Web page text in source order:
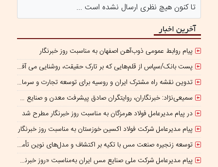
تا کنون هیچ نظری ارسال نشده است ...
آخرین اخبار
پیام روابط عمومی ذوب‌آهن اصفهان به مناسبت روز خبرنگار
پست بانک/سپاس از قلم‌هایی که بر تارک حقیقت، روشنایی می‌ آفرینند
تدوین نقشه راه مشترک ایران و روسیه برای توسعه تجارت و سرمایه‌گذاری صنعتی
سمیعی‌نژاد: خبرنگاران، روایتگران صادق پیشرفت معدن و صنایع معدنی هستند
در پیام مدیرعامل فولاد هرمزگان به مناسبت روز خبرنگار مطرح شد
پیام مدیرعامل شرکت فولاد اکسین خوزستان به مناسبت روز خبرنگار
توسعه زنجیره صنعت مس با تکیه بر اکتشاف و مدل‌های نوین تأمین مالی
پیام مدیرعامل شرکت ملی صنایع مس ایران به‌مناسبت «روز خبرنگار»